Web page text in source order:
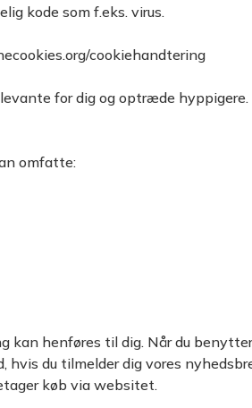
kode som f.eks. virus.
cookiehandtering
for dig og optræde
omfatte:
kan henføres til dig. Når du
du tilmelder dig vores
køb via websitet.